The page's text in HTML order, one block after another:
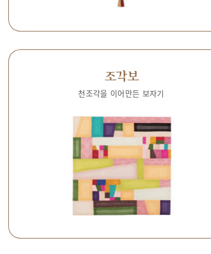
조각보
천조각을 이어만든 보자기